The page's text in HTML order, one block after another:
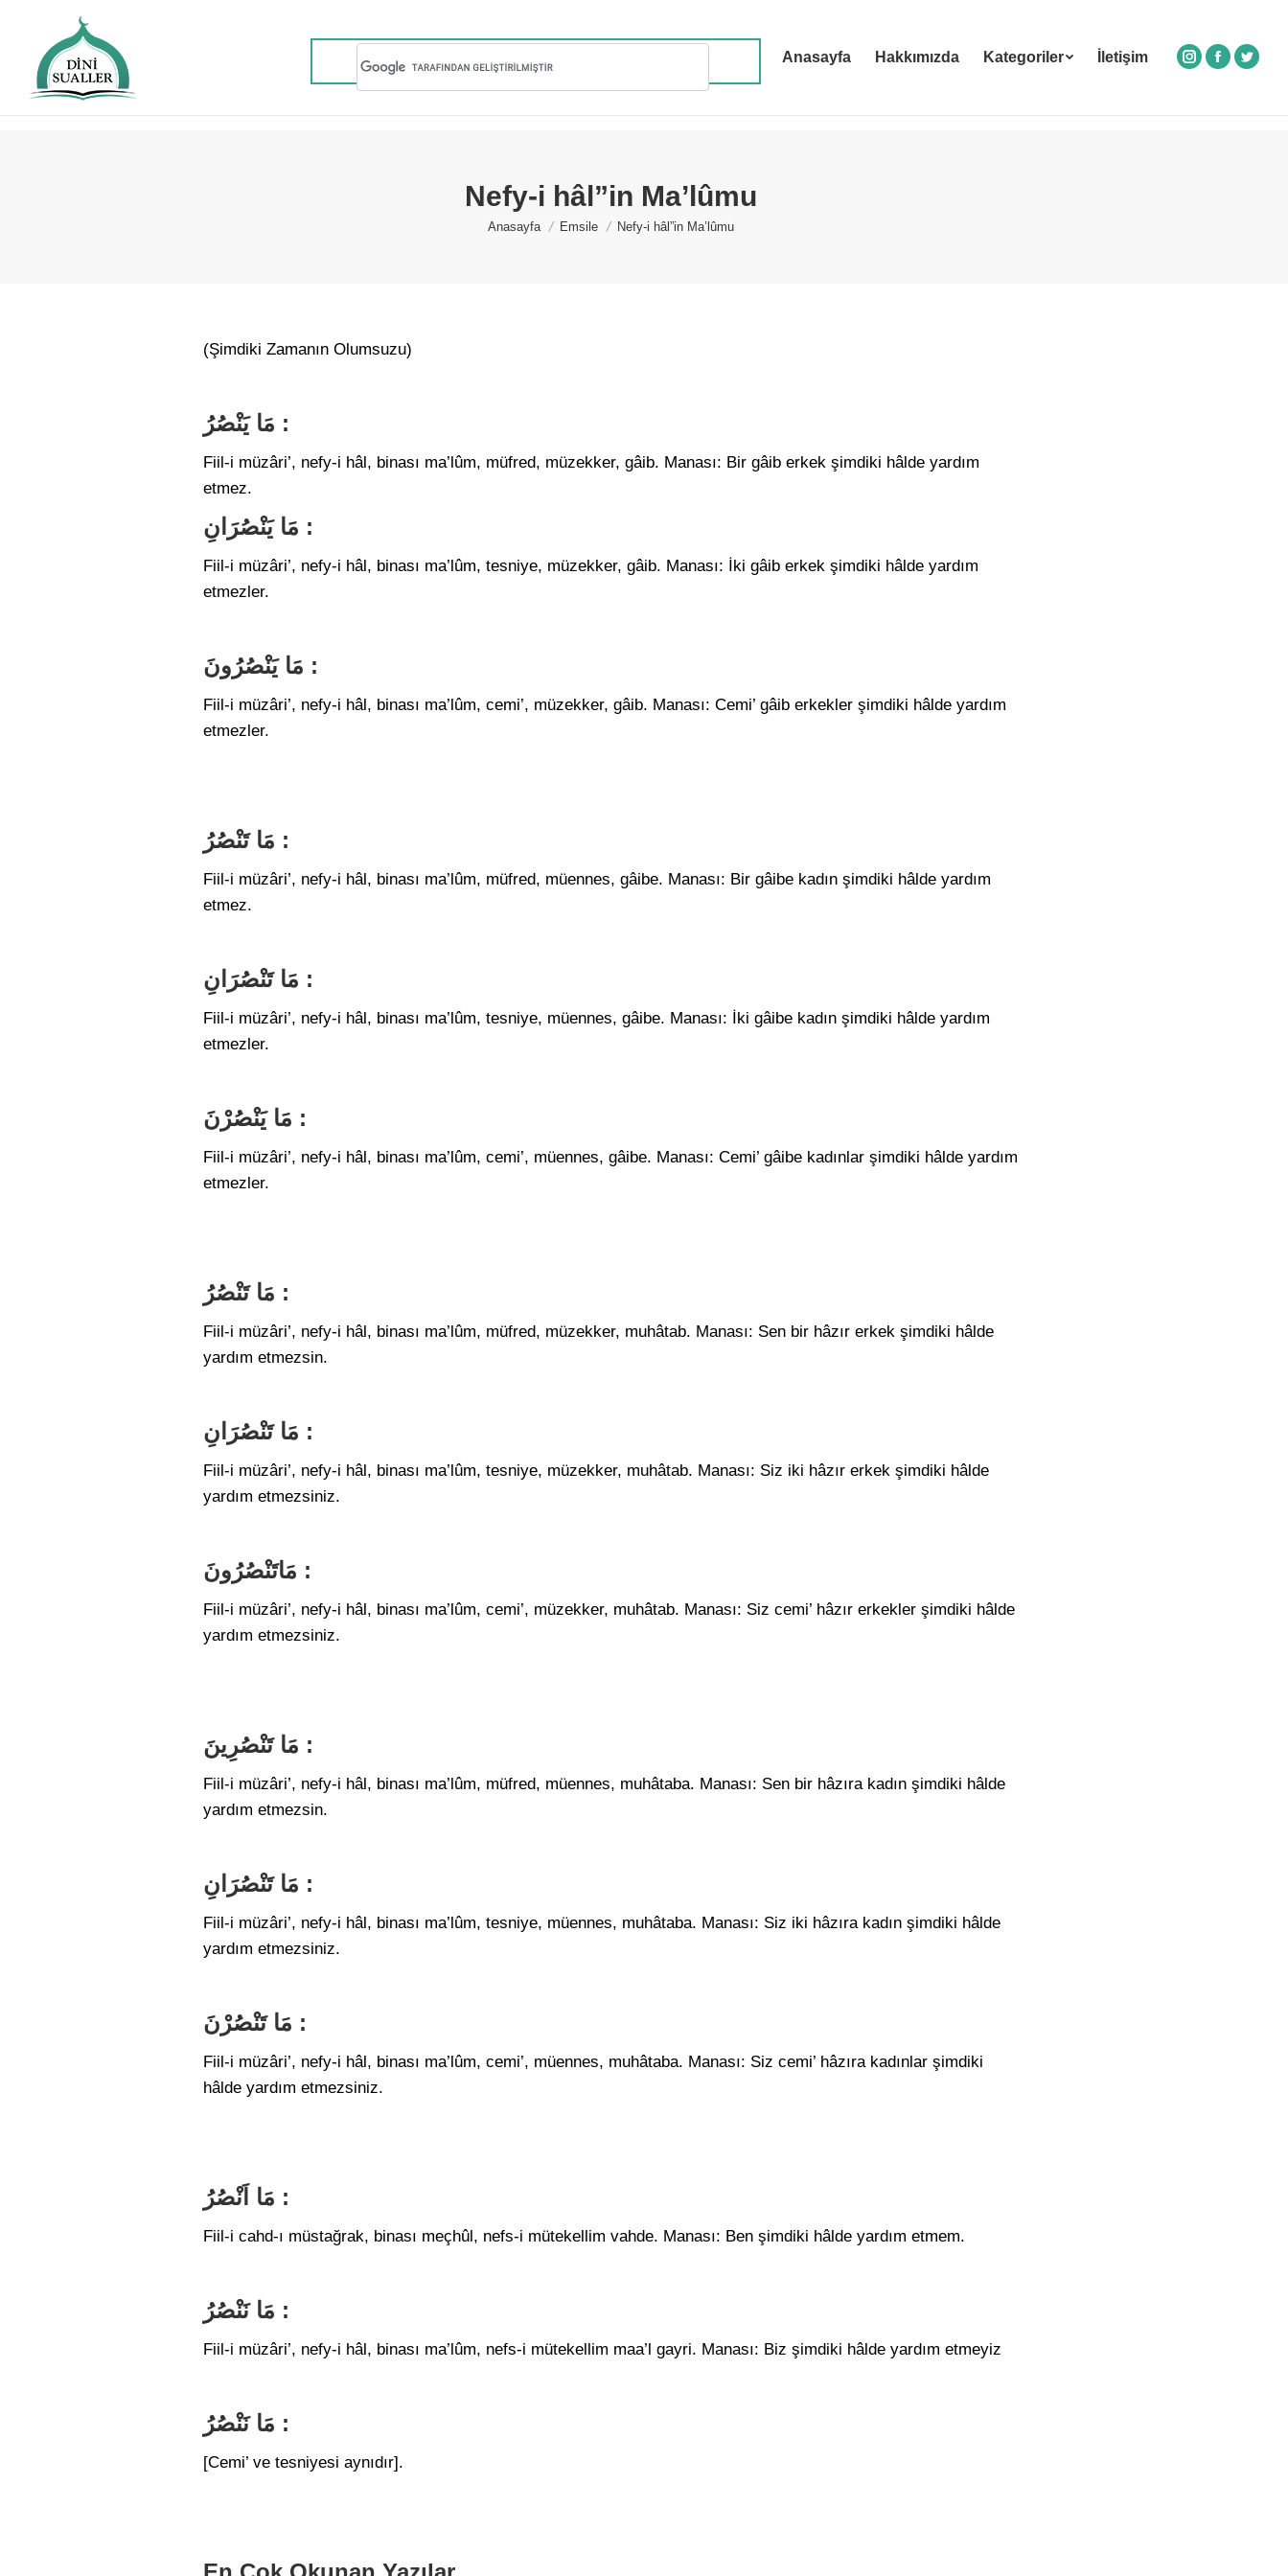
Anasayfa Hakkımızda Kategoriler İletişim
Instagram
Facebook
Nefy-i hâl”in Ma’lûmu
You are here:
Anasayfa Emsile Nefy-i hâl”in Ma’lûmu
(Şimdiki Zamanın Olumsuzu)
مَا يَنْصُرُ :
Fiil-i müzâri’, nefy-i hâl, binası ma’lûm, müfred, müzekker, gâib. Manası: Bir gâib erkek şimdiki hâlde yardım
etmez.
مَا يَنْصُرَانِ :
Fiil-i müzâri’, nefy-i hâl, binası ma’lûm, tesniye, müzekker, gâib. Manası: İki gâib erkek şimdiki hâlde yardım
etmezler.
مَا يَنْصُرُونَ :
Fiil-i müzâri’, nefy-i hâl, binası ma’lûm, cemi’, müzekker, gâib. Manası: Cemi’ gâib erkekler şimdiki hâlde yardım
etmezler.
مَا تَنْصُرُ :
Fiil-i müzâri’, nefy-i hâl, binası ma’lûm, müfred, müennes, gâibe. Manası: Bir gâibe kadın şimdiki hâlde yardım
etmez.
مَا تَنْصُرَانِ :
Fiil-i müzâri’, nefy-i hâl, binası ma’lûm, tesniye, müennes, gâibe. Manası: İki gâibe kadın şimdiki hâlde yardım
etmezler.
مَا يَنْصُرْنَ :
Fiil-i müzâri’, nefy-i hâl, binası ma’lûm, cemi’, müennes, gâibe. Manası: Cemi’ gâibe kadınlar şimdiki hâlde yardım
etmezler.
مَا تَنْصُرُ :
Fiil-i müzâri’, nefy-i hâl, binası ma’lûm, müfred, müzekker, muhâtab. Manası: Sen bir hâzır erkek şimdiki hâlde
yardım etmezsin.
مَا تَنْصُرَانِ :
Fiil-i müzâri’, nefy-i hâl, binası ma’lûm, tesniye, müzekker, muhâtab. Manası: Siz iki hâzır erkek şimdiki hâlde
yardım etmezsiniz.
مَاتَنْصُرُونَ :
Fiil-i müzâri’, nefy-i hâl, binası ma’lûm, cemi’, müzekker, muhâtab. Manası: Siz cemi’ hâzır erkekler şimdiki hâlde
yardım etmezsiniz.
مَا تَنْصُرِينَ :
Fiil-i müzâri’, nefy-i hâl, binası ma’lûm, müfred, müennes, muhâtaba. Manası: Sen bir hâzıra kadın şimdiki hâlde
yardım etmezsin.
مَا تَنْصُرَانِ :
Fiil-i müzâri’, nefy-i hâl, binası ma’lûm, tesniye, müennes, muhâtaba. Manası: Siz iki hâzıra kadın şimdiki hâlde
yardım etmezsiniz.
مَا تَنْصُرْنَ :
Fiil-i müzâri’, nefy-i hâl, binası ma’lûm, cemi’, müennes, muhâtaba. Manası: Siz cemi’ hâzıra kadınlar şimdiki
hâlde yardım etmezsiniz.
مَا اَنْصُرُ :
Fiil-i cahd-ı müstağrak, binası meçhûl, nefs-i mütekellim vahde. Manası: Ben şimdiki hâlde yardım etmem.
مَا نَنْصُرُ :
Fiil-i müzâri’, nefy-i hâl, binası ma’lûm, nefs-i mütekellim maa’l gayri. Manası: Biz şimdiki hâlde yardım etmeyiz
مَا نَنْصُرُ :
[Cemi’ ve tesniyesi aynıdır].